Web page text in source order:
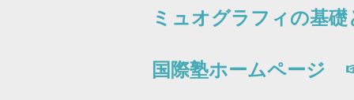
ミュオグラフィの
国際塾ホームペー